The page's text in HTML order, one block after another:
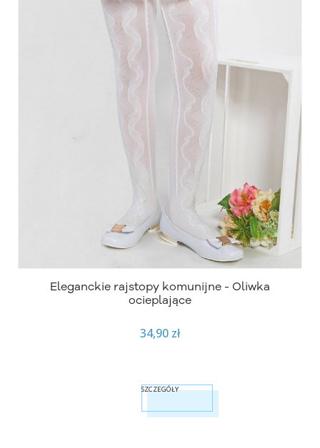
Eleganckie rajstopy komunijne - Oliwka
ocieplające
34,90 zł
SZCZEGÓŁY